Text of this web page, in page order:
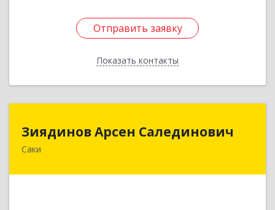
Отправить заявку
Показать контакты
Отправить заявку
Назад
Зиядинов Арсен Салединович
Саки